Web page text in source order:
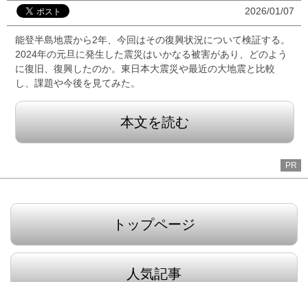
2026/01/07
能登半島地震から2年、今回はその復興状況について検証する。
2024年の元旦に発生した震災はいかなる被害があり、どのよう
に復旧、復興したのか。東日本大震災や最近の大地震と比較
し、課題や今後を見てみた。
本文を読む
PR
トップページ
人気記事